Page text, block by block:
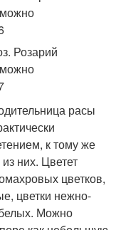
расы
к тому же
них. Цветет
цветков,
цветки нежно-
Можно